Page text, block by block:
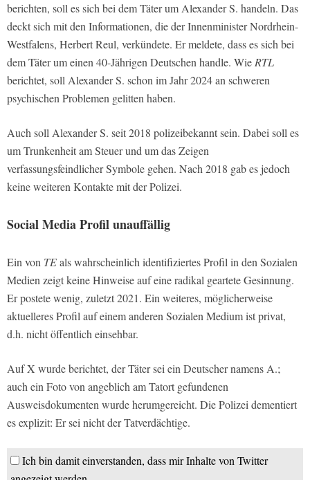
berichten, soll es sich bei dem Täter um Alexander S. handeln. Das
deckt sich mit den Informationen, die der Innenminister Nordrhein-
Westfalens, Herbert Reul, verkündete. Er meldete, dass es sich bei
dem Täter um einen 40-Jährigen Deutschen handle. WieRTL
berichtet, soll Alexander S. schon im Jahr 2024 an schweren
psychischen Problemen gelitten haben.
Auch soll Alexander S. seit 2018 polizeibekannt sein. Dabei soll es
um Trunkenheit am Steuer und um das Zeigen
verfassungsfeindlicher Symbole gehen. Nach 2018 gab es jedoch
keine weiteren Kontakte mit der Polizei.
Social Media Profil unauffällig
Ein von TEals wahrscheinlich identifiziertes Profil in den Sozialen
Medien zeigt keine Hinweise auf eine radikal geartete Gesinnung.
Er postete wenig, zuletzt 2021. Ein weiteres, möglicherweise
aktuelleres Profil auf einem anderen Sozialen Medium ist privat,
d.h. nicht öffentlich einsehbar.
Auf X wurde berichtet, der Täter sei ein Deutscher namens A.;
auch ein Foto von angeblich am Tatort gefundenen
Ausweisdokumenten wurde herumgereicht. Die Polizei dementiert
es explizit: Er sei nicht der Tatverdächtige.
Ich bin damit einverstanden, dass mir Inhalte von Twitter